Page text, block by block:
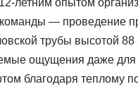
— проведение
трубы высотой
ощущения даже
благодаря теплому